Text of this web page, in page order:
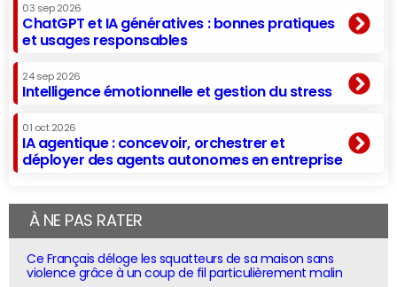
03 sep 2026
ChatGPT et IA génératives : bonnes pratiques
et usages responsables
24 sep 2026
Intelligence émotionnelle et gestion du stress
01 oct 2026
IA agentique : concevoir, orchestrer et
déployer des agents autonomes en entreprise
À NE PAS RATER
Ce Français déloge les squatteurs de sa maison sans
violence grâce à un coup de fil particulièrement malin